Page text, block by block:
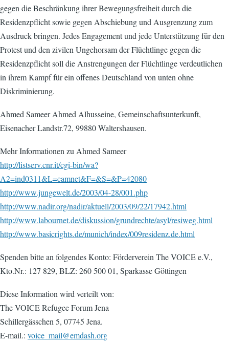
gegen die Beschränkung ihrer Bewegungsfreiheit durch die
Residenzpflicht sowie gegen Abschiebung und Ausgrenzung zum
Ausdruck bringen. Jedes Engagement und jede Unterstützung für den
Protest und den zivilen Ungehorsam der Flüchtlinge gegen die
Residenzpflicht soll die Anstrengungen der Flüchtlinge verdeutlichen
in ihrem Kampf für ein offenes Deutschland von unten ohne
Diskriminierung.
Ahmed Sameer Ahmed Alhusseine, Gemeinschaftsunterkunft,
Eisenacher Landstr.72, 99880 Waltershausen.
Mehr Informationen zu Ahmed Sameer
http://listserv.cnr.it/cgi-bin/wa?
A2=ind0311&L=camnet&F=&S=&P=42080
http://www.jungewelt.de/2003/04-28/001.php
http://www.nadir.org/nadir/aktuell/2003/09/22/17942.html
http://www.labournet.de/diskussion/grundrechte/asyl/resiweg.html
http://www.basicrights.de/munich/index/009residenz.de.html
Spenden bitte an folgendes Konto: Förderverein The VOICE e.V.,
Kto.Nr.: 127 829, BLZ: 260 500 01, Sparkasse Göttingen
Diese Information wird verteilt von:
The VOICE Refugee Forum Jena
Schillergässchen 5, 07745 Jena.
E-mail.: voice_mail@emdash.org